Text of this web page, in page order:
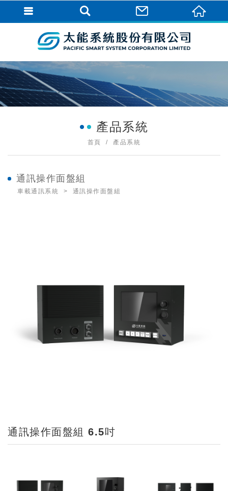
產品系統
首頁 產品系統
通訊操作面盤組
車載通訊系統 通訊操作面盤組
通訊操作面盤組 6.5吋